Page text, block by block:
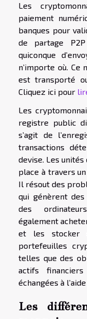
Les
paiement
banques pour
de partage
quiconque
n’importe où. Ce
est transporté
Cliquez ici pour
Les
registre public
s’agit de
transactions
devise. Les
place à travers
Il résout des
qui génèrent
des
également
et les stocker
portefeuilles
telles que des
actifs
échangées à
Les